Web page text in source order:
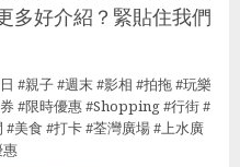
多好介紹？緊貼住我們
#親子 #週末 #影相 #​​拍拖 #玩樂
#限時優惠 #Shopping #行街 #
美食 #打卡 #荃灣廣場 #上水廣